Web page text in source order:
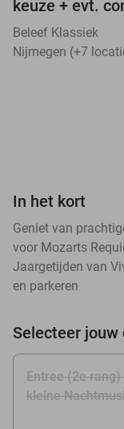
keuze + evt.
Beleef Klassiek
Nijmegen (+7
In het kort
Geniet van
voor Mozarts
Jaargetijden van
en parkeren
Selecteer jouw
Entree (2e
kleine